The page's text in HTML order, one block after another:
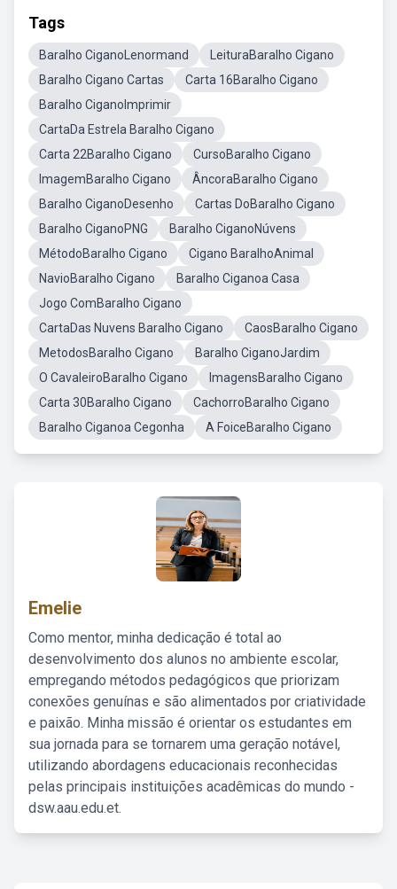
Tags
Baralho CiganoLenormand
LeituraBaralho Cigano
Baralho Cigano Cartas
Carta 16Baralho Cigano
Baralho CiganoImprimir
CartaDa Estrela Baralho Cigano
Carta 22Baralho Cigano
CursoBaralho Cigano
ImagemBaralho Cigano
ÂncoraBaralho Cigano
Baralho CiganoDesenho
Cartas DoBaralho Cigano
Baralho CiganoPNG
Baralho CiganoNúvens
MétodoBaralho Cigano
Cigano BaralhoAnimal
NavioBaralho Cigano
Baralho Ciganoa Casa
Jogo ComBaralho Cigano
CartaDas Nuvens Baralho Cigano
CaosBaralho Cigano
MetodosBaralho Cigano
Baralho CiganoJardim
O CavaleiroBaralho Cigano
ImagensBaralho Cigano
Carta 30Baralho Cigano
CachorroBaralho Cigano
Baralho Ciganoa Cegonha
A FoiceBaralho Cigano
Emelie
Como mentor, minha dedicação é total ao
desenvolvimento dos alunos no ambiente escolar,
empregando métodos pedagógicos que priorizam
conexões genuínas e são alimentados por criatividade
e paixão. Minha missão é orientar os estudantes em
sua jornada para se tornarem uma geração notável,
utilizando abordagens educacionais reconhecidas
pelas principais instituições acadêmicas do mundo -
dsw.aau.edu.et.